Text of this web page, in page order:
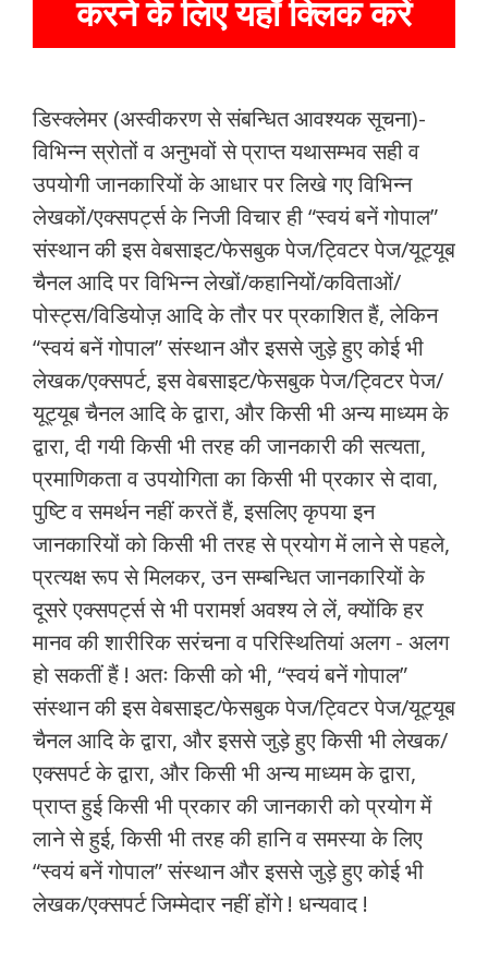
करने के लिए यहाँ क्लिक करें
डिस्क्लेमर (अस्वीकरण से संबन्धित आवश्यक सूचना)-
विभिन्न स्रोतों व अनुभवों से प्राप्त यथासम्भव सही व
उपयोगी जानकारियों के आधार पर लिखे गए विभिन्न
लेखकों/एक्सपर्ट्स के निजी विचार ही “स्वयं बनें गोपाल”
संस्थान की इस वेबसाइट/फेसबुक पेज/ट्विटर पेज/यूट्यूब
चैनल आदि पर विभिन्न लेखों/कहानियों/कविताओं/
पोस्ट्स/विडियोज़ आदि के तौर पर प्रकाशित हैं, लेकिन
“स्वयं बनें गोपाल” संस्थान और इससे जुड़े हुए कोई भी
लेखक/एक्सपर्ट, इस वेबसाइट/फेसबुक पेज/ट्विटर पेज/
यूट्यूब चैनल आदि के द्वारा, और किसी भी अन्य माध्यम के
द्वारा, दी गयी किसी भी तरह की जानकारी की सत्यता,
प्रमाणिकता व उपयोगिता का किसी भी प्रकार से दावा,
पुष्टि व समर्थन नहीं करतें हैं, इसलिए कृपया इन
जानकारियों को किसी भी तरह से प्रयोग में लाने से पहले,
प्रत्यक्ष रूप से मिलकर, उन सम्बन्धित जानकारियों के
दूसरे एक्सपर्ट्स से भी परामर्श अवश्य ले लें, क्योंकि हर
मानव की शारीरिक सरंचना व परिस्थितियां अलग - अलग
हो सकतीं हैं ! अतः किसी को भी, “स्वयं बनें गोपाल”
संस्थान की इस वेबसाइट/फेसबुक पेज/ट्विटर पेज/यूट्यूब
चैनल आदि के द्वारा, और इससे जुड़े हुए किसी भी लेखक/
एक्सपर्ट के द्वारा, और किसी भी अन्य माध्यम के द्वारा,
प्राप्त हुई किसी भी प्रकार की जानकारी को प्रयोग में
लाने से हुई, किसी भी तरह की हानि व समस्या के लिए
“स्वयं बनें गोपाल” संस्थान और इससे जुड़े हुए कोई भी
लेखक/एक्सपर्ट जिम्मेदार नहीं होंगे ! धन्यवाद !